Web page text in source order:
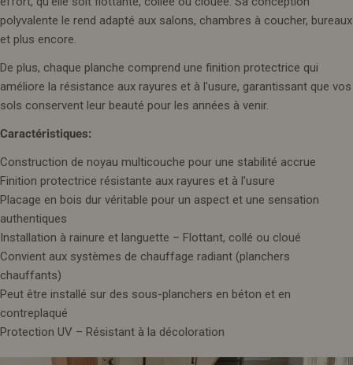
polyvalente le rend adapté aux salons, chambres à coucher, bureaux
et plus encore.
De plus, chaque planche comprend une finition protectrice qui
améliore la résistance aux rayures et à l'usure, garantissant que vos
sols conservent leur beauté pour les années à venir.
Caractéristiques:
Construction de noyau multicouche pour une stabilité accrue
Finition protectrice résistante aux rayures et à l'usure
Placage en bois dur véritable pour un aspect et une sensation
authentiques
Installation à rainure et languette – Flottant, collé ou cloué
Convient aux systèmes de chauffage radiant (planchers
chauffants)
Peut être installé sur des sous-planchers en béton et en
contreplaqué
Protection UV – Résistant à la décoloration